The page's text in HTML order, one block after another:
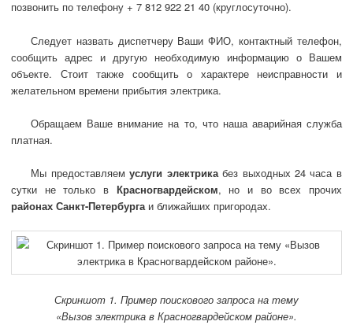
позвонить по телефону + 7 812 922 21 40 (круглосуточно).
Следует назвать диспетчеру Ваши ФИО, контактный телефон,
сообщить адрес и другую необходимую информацию о Вашем
объекте. Стоит также сообщить о характере неисправности и
желательном времени прибытия электрика.
Обращаем Ваше внимание на то, что наша аварийная служба
платная.
Мы предоставляемуслуги электрикабез выходных 24 часа в
сутки не только в Красногвардейском, но и во всех прочих
районах Санкт-Петербурга и ближайших пригородах.
Скриншот 1. Пример поискового запроса на тему
«Вызов электрика в Красногвардейском районе».